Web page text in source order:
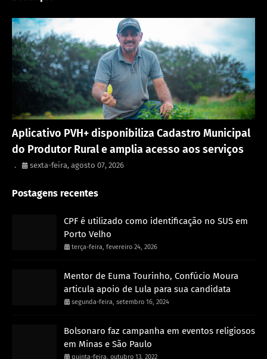
Aplicativo PVH+ disponibiliza Cadastro Municipal
do Produtor Rural e amplia acesso aos serviços
. sexta-feira, agosto 07, 2026
Postagens recentes
CPF é utilizado como identificação no SUS em
Porto Velho
terça-feira, fevereiro 24, 2026
Mentor de Euma Tourinho, Confúcio Moura
articula apoio de Lula para sua candidata
segunda-feira, setembro 16, 2024
Bolsonaro faz campanha em eventos religiosos
em Minas e São Paulo
quinta-feira, outubro 13, 2022